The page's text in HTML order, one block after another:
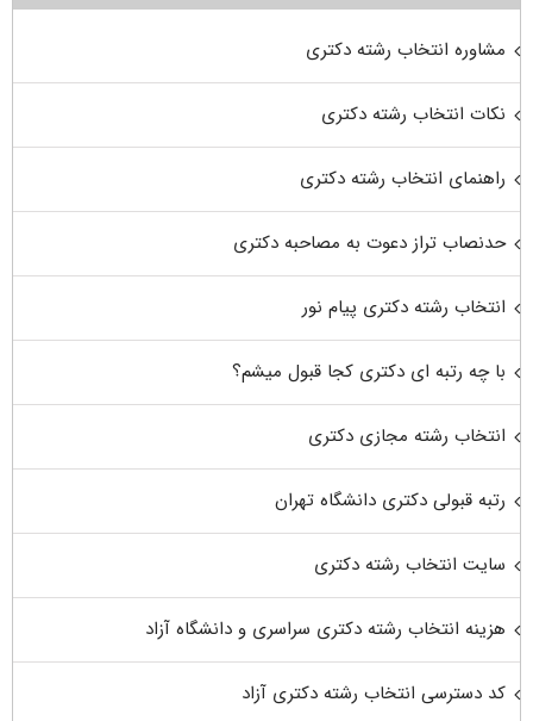
مشاوره انتخاب رشته دکتری
نکات انتخاب رشته دکتری
راهنمای انتخاب رشته دکتری
حدنصاب تراز دعوت به مصاحبه دکتری
انتخاب رشته دکتری پیام نور
با چه رتبه ای دکتری کجا قبول میشم؟
انتخاب رشته مجازی دکتری
رتبه قبولی دکتری دانشگاه تهران
سایت انتخاب رشته دکتری
هزینه انتخاب رشته دکتری سراسری و دانشگاه آزاد
کد دسترسی انتخاب رشته دکتری آزاد